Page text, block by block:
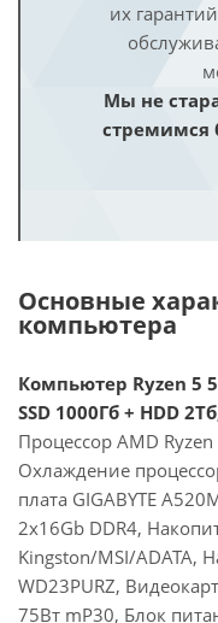
их
Мы не
стремимся
Основные
компьютера
Компьютер Ryzen 5
SSD 1000Гб + HDD
Процессор AMD
Охлаждение
плата GIGABYTE
2x16Gb DDR4,
Kingston/MSI/ADATA,
WD23PURZ,
75Вт mP30, Блок